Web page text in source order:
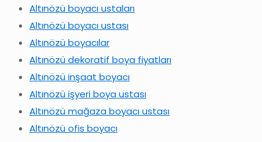
Altınözü boyacı ustaları
Altınözü boyacı ustası
Altınözü boyacılar
Altınözü dekoratif boya fiyatları
Altınözü inşaat boyacı
Altınözü işyeri boya ustası
Altınözü mağaza boyacı ustası
Altınözü ofis boyacı